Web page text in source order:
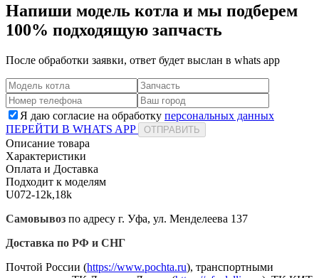
Напиши модель котла и мы подберем
100% подходящую запчасть
После обработки заявки, ответ будет выслан в whats app
Я даю согласие на обработку персональных данных
ПЕРЕЙТИ В WHATS APP
ОТПРАВИТЬ
Описание товара
Характеристики
Оплата и Доставка
Подходит к моделям
U072-12k,18k
Самовывоз по адресу г. Уфа, ул. Менделеева 137
Доставка по РФ и СНГ
Почтой России (https://www.pochta.ru), транспортными